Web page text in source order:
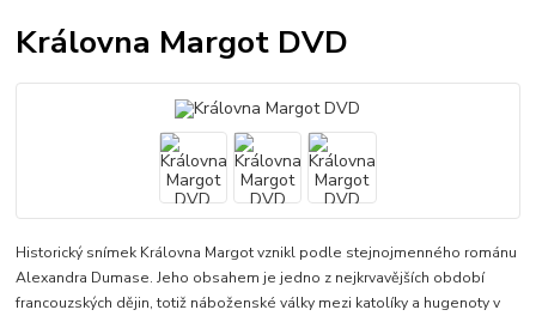
Královna Margot DVD
Historický snímek Královna Margot vznikl podle stejnojmenného románu
Alexandra Dumase. Jeho obsahem je jedno z nejkrvavějších období
francouzských dějin, totiž náboženské války mezi katolíky a hugenoty v